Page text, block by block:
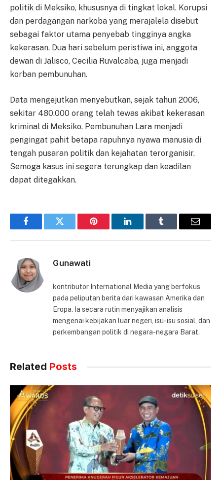
politik di Meksiko, khususnya di tingkat lokal. Korupsi
dan perdagangan narkoba yang merajalela disebut
sebagai faktor utama penyebab tingginya angka
kekerasan. Dua hari sebelum peristiwa ini, anggota
dewan di Jalisco, Cecilia Ruvalcaba, juga menjadi
korban pembunuhan.
Data mengejutkan menyebutkan, sejak tahun 2006,
sekitar 480.000 orang telah tewas akibat kekerasan
kriminal di Meksiko. Pembunuhan Lara menjadi
pengingat pahit betapa rapuhnya nyawa manusia di
tengah pusaran politik dan kejahatan terorganisir.
Semoga kasus ini segera terungkap dan keadilan
dapat ditegakkan.
FacebookTwitter Pinterest LinkedInTumblr Email
Gunawati
kontributor International Media yang berfokus
pada peliputan berita dari kawasan Amerika dan
Eropa. Ia secara rutin menyajikan analisis
mengenai kebijakan luar negeri, isu-isu sosial, dan
perkembangan politik di negara-negara Barat.
Related Posts